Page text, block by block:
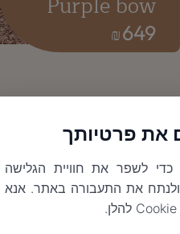
649
₪
את פרטיותך
אנו משתמשים בקובצי Cookie כדי לשפר את חוויית הגלישה
את התעבורה באתר. אנא